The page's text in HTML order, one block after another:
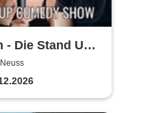
- Die Stand Up
in Neuss